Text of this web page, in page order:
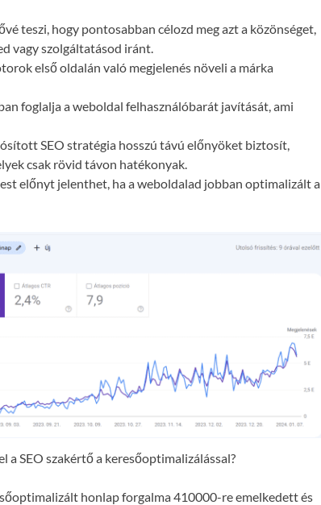
teszi, hogy pontosabban célozd meg azt a közönséget,
vagy szolgáltatásod iránt.
első oldalán való megjelenés növeli a márka
foglalja a weboldal felhasználóbarát javítását, ami
SEO stratégia hosszú távú előnyöket biztosít,
csak rövid távon hatékonyak.
előnyt jelenthet, ha a weboldalad jobban optimalizált a
SEO szakértő a keresőoptimalizálással?
honlap forgalma 410000-re emelkedett és